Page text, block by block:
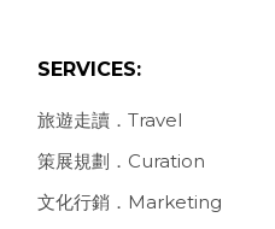
SERVICES:
旅遊走讀．Travel
策展規劃．Curation
文化行銷．Marketing